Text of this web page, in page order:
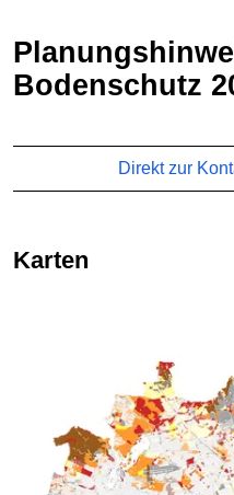
Bodenschutz
Direkt zur
Karten